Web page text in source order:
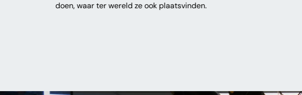
doen, waar ter wereld ze ook plaatsvinden.